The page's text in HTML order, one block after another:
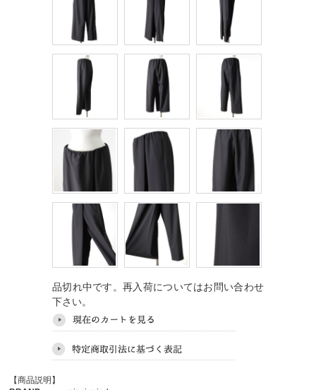
品切れ中です。再入荷についてはお問い合わせ
下さい。
【商品説明】